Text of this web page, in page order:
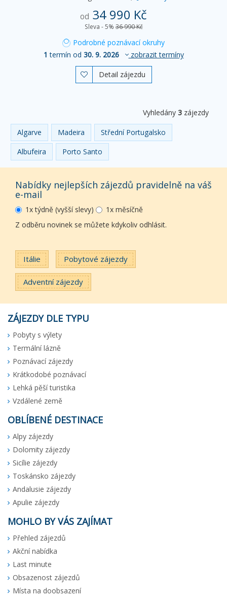
od 34 990 Kč
Sleva - 5% 36 990 Kč
Podrobné poznávací okruhy
1 termín od 30. 9. 2026 zobrazit termíny
 Detail zájezdu
Vyhledány 3 zájezdy
Algarve Madeira
Střední Portugalsko
Albufeira
Porto Santo
Nabídky nejlepších zájezdů pravidelně na váš
e-mail
1x týdně (vyšší slevy)
1x měsíčně
Z odběru novinek se můžete kdykoliv odhlásit.
Itálie Pobytové zájezdy
Adventní zájezdy
ZÁJEZDY DLE TYPU
Pobyty s výlety
Termální lázně
Poznávací zájezdy
Krátkodobé poznávací
Lehká pěší turistika
Vzdálené země
OBLÍBENÉ DESTINACE
Alpy zájezdy
Dolomity zájezdy
Sicílie zájezdy
Toskánsko zájezdy
Andalusie zájezdy
Apulie zájezdy
MOHLO BY VÁS ZAJÍMAT
Přehled zájezdů
Akční nabídka
Last minute
Obsazenost zájezdů
Místa na doobsazení